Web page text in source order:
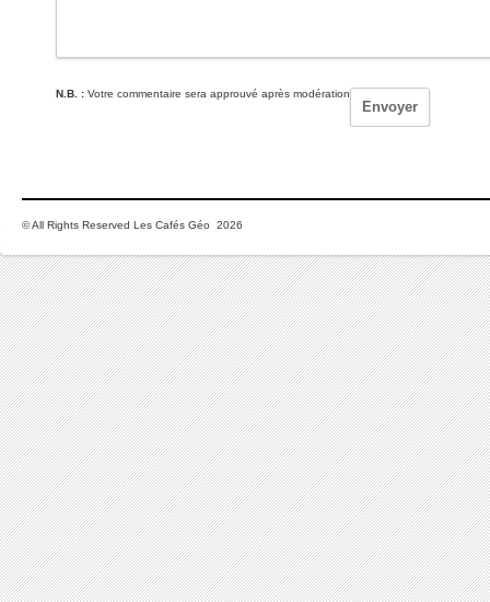
N.B. : Votre commentaire sera approuvé après modération
© All Rights Reserved Les Cafés Géo 2026